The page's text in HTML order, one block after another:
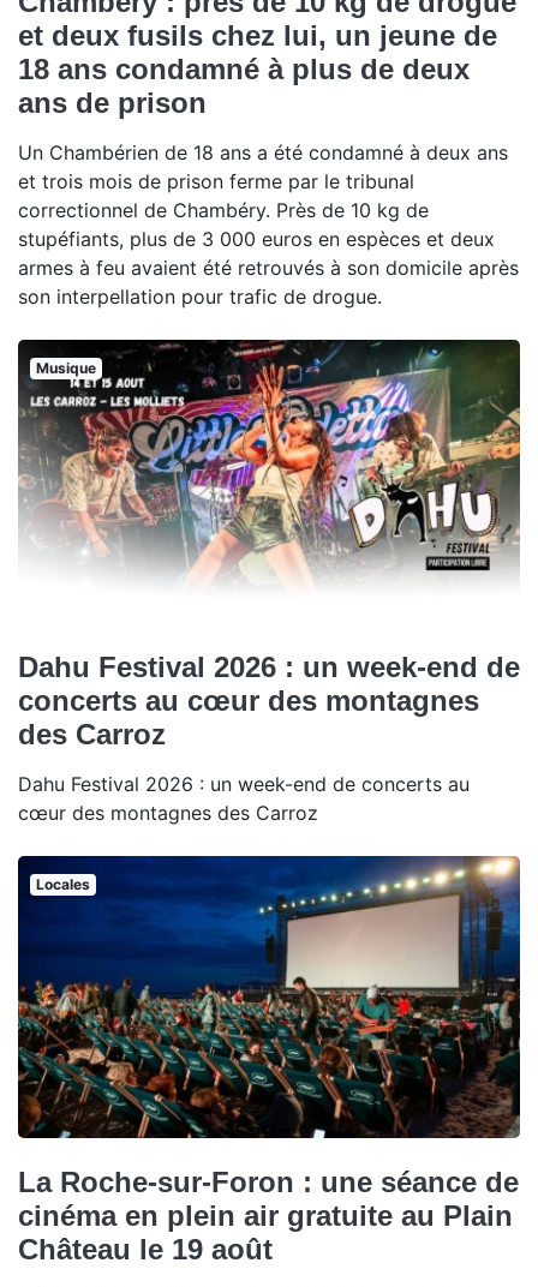
et deux fusils chez lui, un jeune de
18 ans condamné à plus de deux
ans de prison
Un Chambérien de 18 ans a été condamné à deux ans
et trois mois de prison ferme par le tribunal
correctionnel de Chambéry. Près de 10 kg de
stupéfiants, plus de 3 000 euros en espèces et deux
armes à feu avaient été retrouvés à son domicile après
son interpellation pour trafic de drogue.
Musique
Dahu Festival 2026 : un week-end de
concerts au cœur des montagnes
des Carroz
Dahu Festival 2026 : un week-end de concerts au
cœur des montagnes des Carroz
Locales
La Roche-sur-Foron : une séance de
cinéma en plein air gratuite au Plain
Château le 19 août